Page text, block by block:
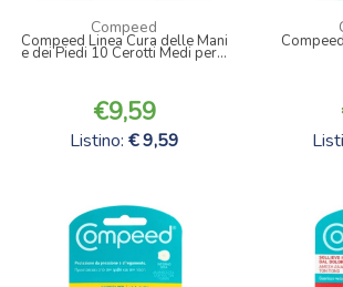
Compeed
Compeed Linea Cura delle Mani
e dei Piedi 10 Cerotti Medi per...
9,59
Listino: 9,59